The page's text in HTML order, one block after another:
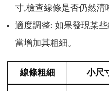
寸,檢查線條是否仍然清
適度調整: 如果發現某
當增加其粗細。
線條粗細 小尺